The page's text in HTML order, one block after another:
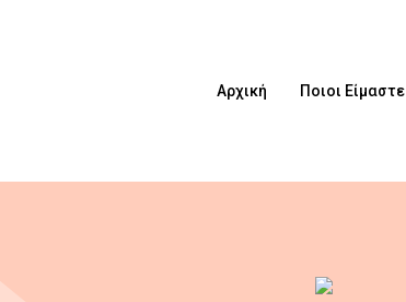
Αρχική Ποιοι Είμαστε